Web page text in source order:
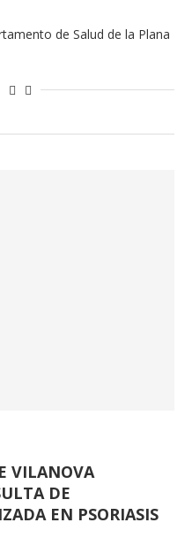
de Salud de la Plana
VILANOVA
DE
EN PSORIASIS